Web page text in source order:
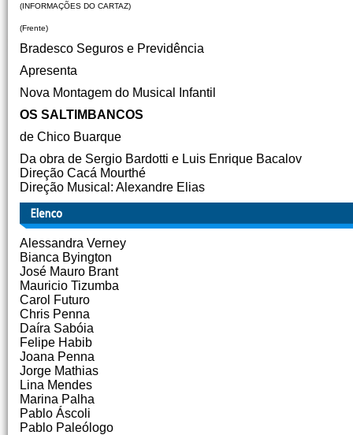
(INFORMAÇÕES DO CARTAZ)
(Frente)
Bradesco Seguros e Previdência
Apresenta
Nova Montagem do Musical Infantil
OS SALTIMBANCOS
de Chico Buarque
Da obra de Sergio Bardotti e Luis Enrique Bacalov
Direção Cacá Mourthé
Direção Musical: Alexandre Elias
Alessandra Verney
Bianca Byington
José Mauro Brant
Mauricio Tizumba
Carol Futuro
Chris Penna
Daíra Sabóia
Felipe Habib
Joana Penna
Jorge Mathias
Lina Mendes
Marina Palha
Pablo Áscoli
Pablo Paleólogo